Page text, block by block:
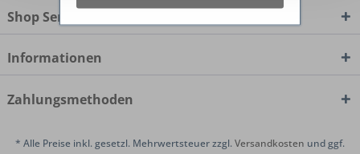
Shop Service
Informationen
Zahlungsmethoden
* Alle Preise inkl. gesetzl. Mehrwertsteuer zzgl.Versandkosten und ggf.